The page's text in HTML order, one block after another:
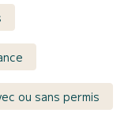
ou sans permis